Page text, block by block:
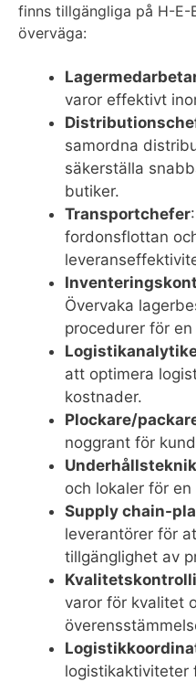
finns tillgängliga på H-E-
överväga:
varor effektivt
samordna
säkerställa
butiker.
Transportchefer
fordonsflottan
Övervaka
procedurer för
att optimera
kostnader.
Plockare/
noggrant för
och lokaler för
Supply chain-
leverantörer för
tillgänglighet av
varor för kvalitet
logistikaktiviteter